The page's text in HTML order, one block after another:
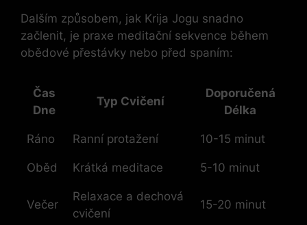
Dalším způsobem, jak Krija Jogu snadno
začlenit, je praxe meditační sekvence během
obědové přestávky nebo před spaním:
Čas
Dne
Typ Cvičení
Doporučená
Délka
Ráno Ranní protažení 10-15 minut
Oběd Krátká meditace 5-10 minut
Večer
Relaxace a dechová
cvičení
15-20 minut